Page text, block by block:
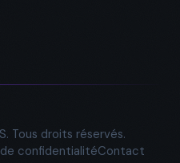
Tous droits réservés.
confidentialitéContact